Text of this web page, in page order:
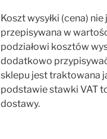
Koszt wysyłki (cena)
przepisywana w
podziałowi kosztów
dodatkowo przypisywać
sklepu jest traktowana
podstawie stawki VAT
dostawy.